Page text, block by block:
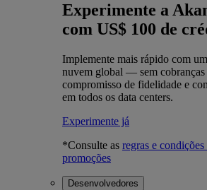
Experimente a
com US$ 100 de
Implemente mais rápido com
nuvem global — sem cobranças
compromisso de fidelidade e
em todos os data centers.
Experimente já
*Consulte as regras e condições
promoções
Desenvolvedores